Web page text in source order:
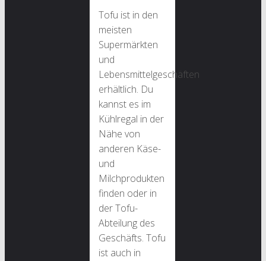
Tofu ist in den
meisten
Supermärkten
und
Lebensmittelgeschäften
erhältlich. Du
kannst es im
Kühlregal in der
Nähe von
anderen Käse-
und
Milchprodukten
finden oder in
der Tofu-
Abteilung des
Geschäfts. Tofu
ist auch in